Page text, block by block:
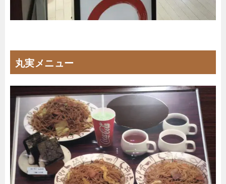
丸実メニュー